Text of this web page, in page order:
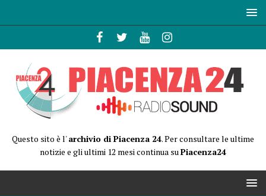
Questo sito è l'archivio di Piacenza 24. Per consultare le ultime
notizie e gli ultimi 12 mesi continua suPiacenza24